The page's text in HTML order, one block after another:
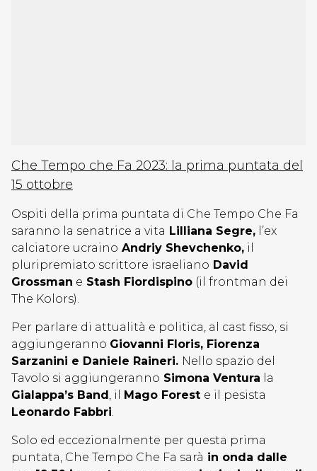
Che Tempo che Fa 2023: la prima puntata del
15 ottobre
Ospiti della prima puntata di Che Tempo Che Fa
saranno la senatrice a vita Lilliana Segre, l’ex
calciatore ucraino Andriy Shevchenko, il
pluripremiato scrittore israeliano David
Grossman e Stash Fiordispino (il frontman dei
The Kolors).
Per parlare di attualità e politica, al cast fisso, si
aggiungeranno Giovanni Floris, Fiorenza
Sarzanini e Daniele Raineri. Nello spazio del
Tavolo si aggiungeranno Simona Ventura la
Gialappa’s Band, il Mago Forest e il pesista
Leonardo Fabbri.
Solo ed eccezionalmente per questa prima
puntata, Che Tempo Che Fa sarà in onda dalle